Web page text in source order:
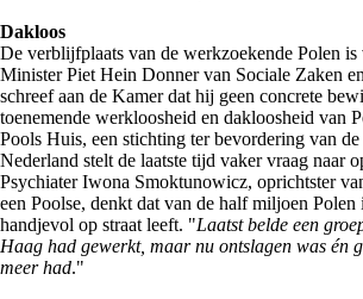
Dakloos
De verblijfplaats van de werkzoekende Polen is
Minister Piet Hein Donner van Sociale Zaken
schreef aan de Kamer dat hij geen concrete
toenemende werkloosheid en dakloosheid van
Pools Huis, een stichting ter bevordering van
Nederland stelt de laatste tijd vaker vraag naar
Psychiater Iwona Smoktunowicz, oprichtster
een Poolse, denkt dat van de half miljoen Polen
handjevol op straat leeft. "Laatst belde een
Haag had gewerkt, maar nu ontslagen was én
meer had."